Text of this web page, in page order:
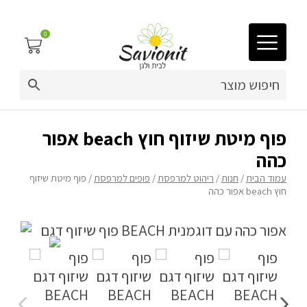
03-9212883
ריהוט גן
מערכות ישיבה וריהוט
כריות נוי
0
פוף מיטת שיזוף חוץ beach אפור
כהה
עמוד הבית/ חנות/ ריהוט למרפסת/ פופים למרפסת/ פוף מיטת שיזוף
חוץ beach אפור כהה